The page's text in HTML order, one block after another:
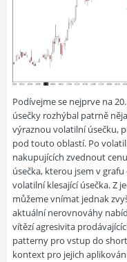
Podívejme se nejprve na
úsečky rozhýbal patrně
výraznou volatilní úsečku,
pod touto oblastí. Po
nakupujících zvednout
úsečka, kterou jsem v
volatilní klesající úsečka. Z
můžeme vnímat jednak
aktuální nerovnováhy
vítězí agresivita
patterny pro vstup do
kontext pro jejich